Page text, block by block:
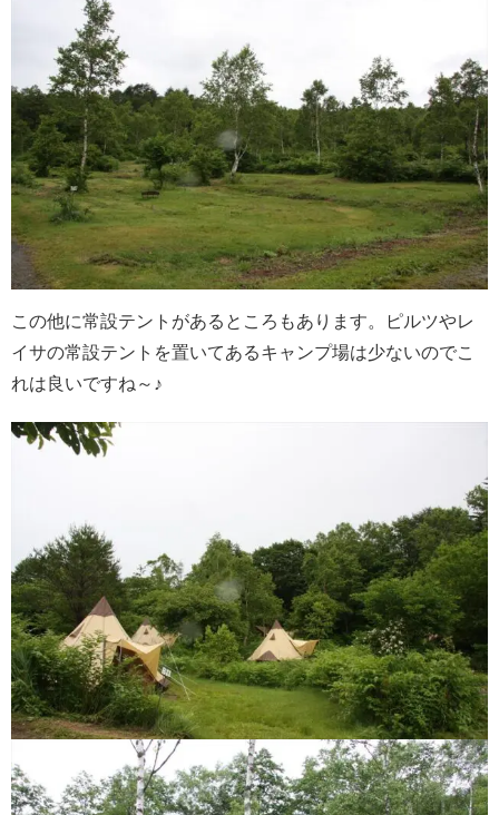
この他に常設テントがあるところもあります。ピルツやレ
イサの常設テントを置いてあるキャンプ場は少ないのでこ
れは良いですね～♪